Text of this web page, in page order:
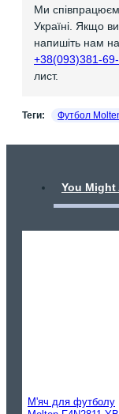
Ми
Україні. Якщо
напишіть нам
+38(093)381-
лист.
Теги: Футбол
You
М'яч для футболу